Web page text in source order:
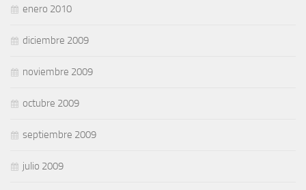
enero 2010
diciembre 2009
noviembre 2009
octubre 2009
septiembre 2009
julio 2009